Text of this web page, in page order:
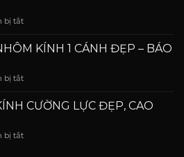
bị tắtở
CỬA
4
VÂN
&
KÍNH 1 CÁNH ĐẸP – BÁO
bị tắtở
CỬA
KÍNH
CƯỜNG LỰC ĐẸP, CAO
bị tắtở